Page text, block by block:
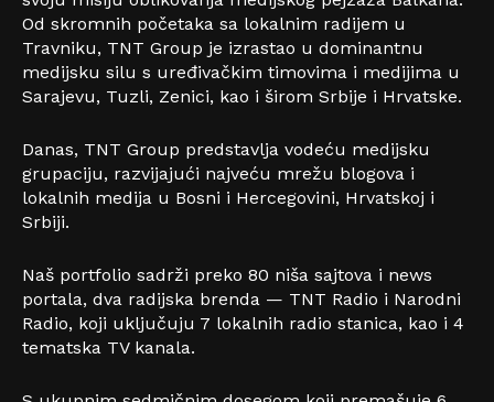
Od skromnih početaka sa lokalnim radijem u
Travniku, TNT Group je izrastao u dominantnu
medijsku silu s uređivačkim timovima i medijima u
Sarajevu, Tuzli, Zenici, kao i širom Srbije i Hrvatske.
Danas, TNT Group predstavlja vodeću medijsku
grupaciju, razvijajući najveću mrežu blogova i
lokalnih medija u Bosni i Hercegovini, Hrvatskoj i
Srbiji.
Naš portfolio sadrži preko 80 niša sajtova i news
portala, dva radijska brenda — TNT Radio i Narodni
Radio, koji uključuju 7 lokalnih radio stanica, kao i 4
tematska TV kanala.